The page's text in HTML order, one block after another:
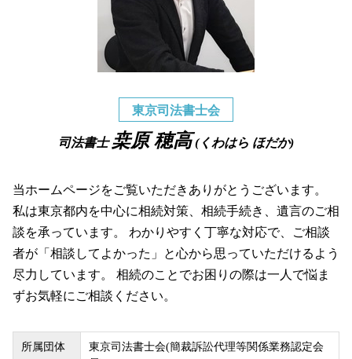
東京司法書士会
司法書士 桒原 穂高 (くわはら ほだか)
当ホームページをご覧いただきありがとうございます。
私は東京都内を中心に相続対策、相続手続き、遺言のご相
談を承っています。 わかりやすく丁寧な対応で、ご相談
者が「相談してよかった」と心から思っていただけるよう
尽力しています。 相続のことでお困りの際は一人で悩ま
ずお気軽にご相談ください。
所属団体
東京司法書士会(簡裁訴訟代理等関係業務認定会